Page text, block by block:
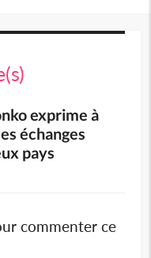
exprime à
échanges
pays
commenter ce